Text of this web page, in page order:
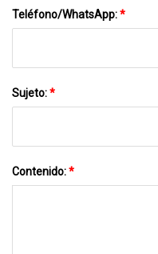
Teléfono/WhatsApp:*
Sujeto:*
Contenido:*